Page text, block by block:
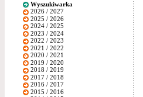
Wyszukiwarka
2026 / 2027
2025 / 2026
2024 / 2025
2023 / 2024
2022 / 2023
2021 / 2022
2020 / 2021
2019 / 2020
2018 / 2019
2017 / 2018
2016 / 2017
2015 / 2016